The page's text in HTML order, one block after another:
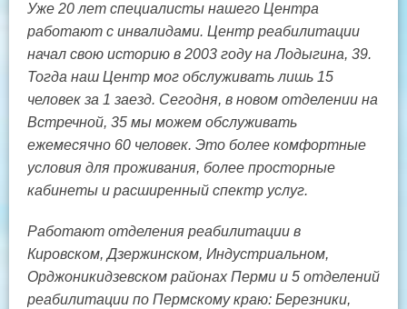
Уже 20 лет специалисты нашего Центра
работают с инвалидами. Центр реабилитации
начал свою историю в 2003 году на Лодыгина, 39.
Тогда наш Центр мог обслуживать лишь 15
человек за 1 заезд. Сегодня, в новом отделении на
Встречной, 35 мы можем обслуживать
ежемесячно 60 человек. Это более комфортные
условия для проживания, более просторные
кабинеты и расширенный спектр услуг.
Работают отделения реабилитации в
Кировском, Дзержинском, Индустриальном,
Орджоникидзевском районах Перми и 5 отделений
реабилитации по Пермскому краю: Березники,